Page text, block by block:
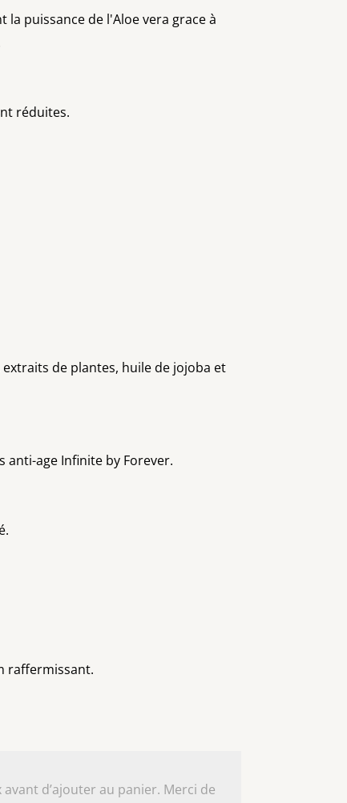
puissance de l'Aloe vera grace à
réduites.
de plantes, huile de jojoba et
anti-age Infinite by Forever.
raffermissant.
d’ajouter au panier. Merci de